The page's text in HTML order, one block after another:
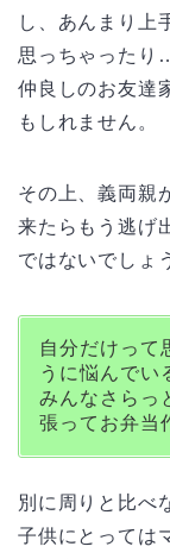
し、あんまり上
思っちゃったり
仲良しのお友達
もしれません。
その上、義両親
来たらもう逃げ
ではないでしょ
自分だけって
うに悩んでい
みんなさらっ
張ってお弁当
別に周りと比べ
子供にとっては